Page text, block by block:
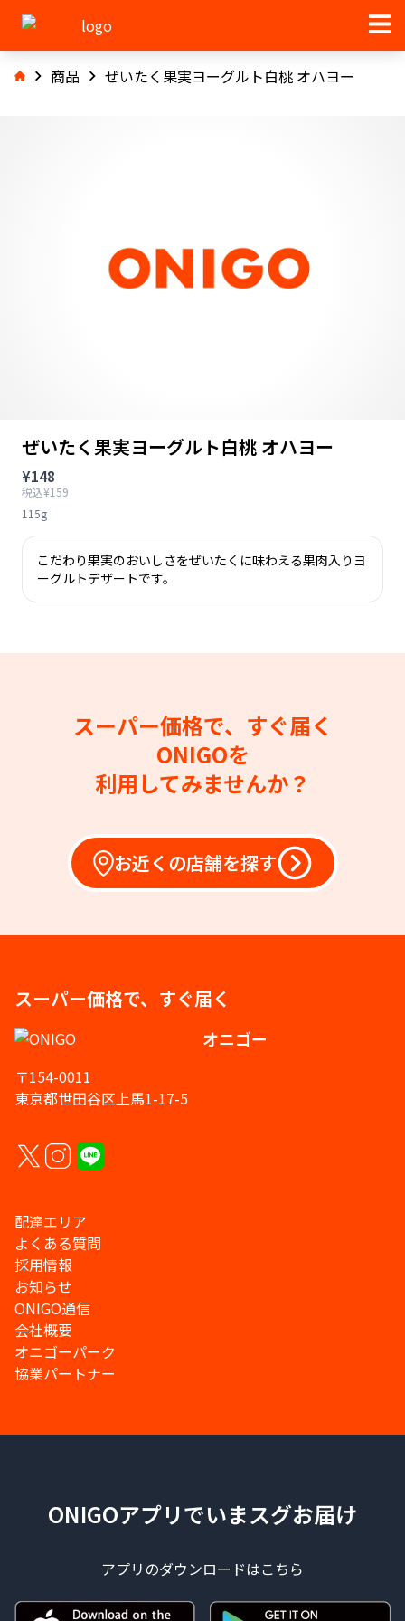
商品 ぜいたく果実ヨーグルト白桃 オハヨー
ぜいたく果実ヨーグルト白桃 オハヨー
¥148
税込¥159
115g
こだわり果実のおいしさをぜいたくに味わえる果肉入りヨ
ーグルトデザートです。
スーパー価格で、すぐ届く
ONIGOを
利用してみませんか？
お近くの店舗を探す
スーパー価格で、すぐ届く
オニゴー
〒154-0011
東京都世田谷区上馬1-17-5
配達エリア
よくある質問
採用情報
お知らせ
ONIGO通信
会社概要
オニゴーパーク
協業パートナー
ONIGOアプリでいまスグお届け
アプリのダウンロードはこちら